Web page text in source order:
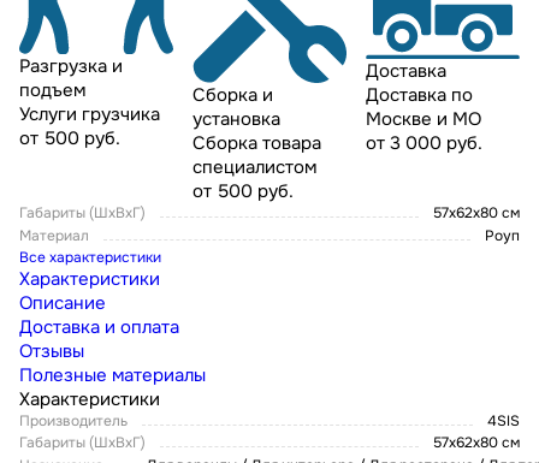
Разгрузка и
подъем
Услуги грузчика
от 500 руб.
Сборка и
установка
Сборка товара
специалистом
от 500 руб.
Доставка
Доставка по
Москве и МО
от 3 000 руб.
Габариты (ШxВxГ)
57х62х80 см
Материал
Роуп
Все характеристики
Характеристики
Описание
Доставка и оплата
Отзывы
Полезные материалы
Характеристики
Производитель
4SIS
Габариты (ШxВxГ)
57х62х80 см